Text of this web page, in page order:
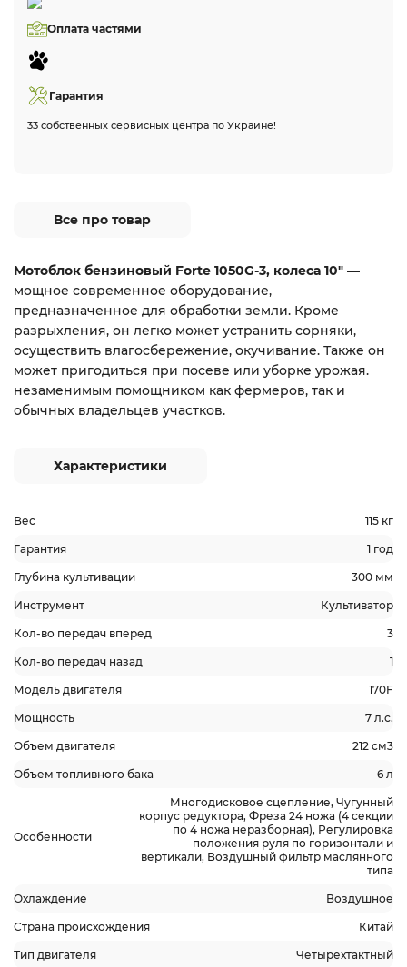
Оплата частями
Гарантия
33 собственных сервисных центра по Украине!
Все про товар
Мотоблок бензиновый Forte 1050G-3, колеса 10" —
мощное современное оборудование,
предназначенное для обработки земли. Кроме
разрыхления, он легко может устранить сорняки,
осуществить влагосбережение, окучивание. Также он
может пригодиться при посеве или уборке урожая.
незаменимым помощником как фермеров, так и
обычных владельцев участков.
Характеристики
Вес 115 кг
Гарантия 1 год
Глубина культивации 300 мм
Инструмент Культиватор
Кол-во передач вперед 3
Кол-во передач назад 1
Модель двигателя 170F
Мощность 7 л.с.
Объем двигателя 212 см3
Объем топливного бака 6 л
Особенности
Многодисковое сцепление, Чугунный
корпус редуктора, Фреза 24 ножа (4 секции
по 4 ножа неразборная), Регулировка
положения руля по горизонтали и
вертикали, Воздушный фильтр маслянного
типа
Охлаждение Воздушное
Страна происхождения Китай
Тип двигателя Четырехтактный